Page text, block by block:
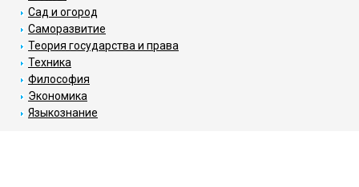
Сад и огород
Саморазвитие
Теория государства и права
Техника
Философия
Экономика
Языкознание